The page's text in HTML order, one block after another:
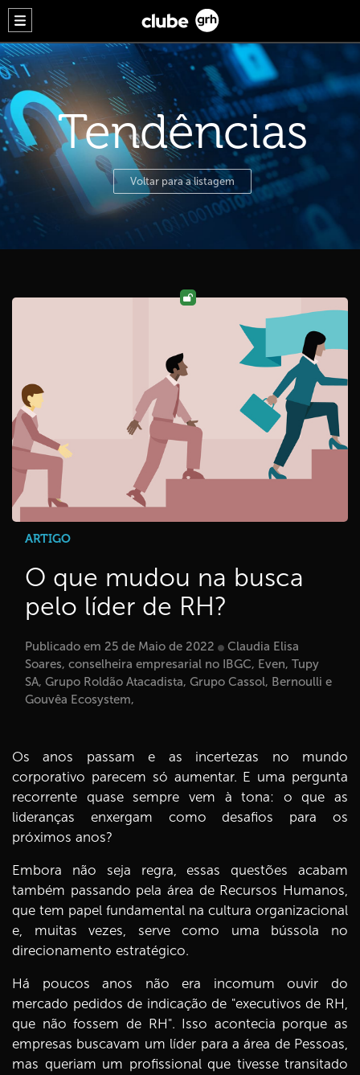
Tendências
Voltar para a listagem
ARTIGO
O que mudou na busca
pelo líder de RH?
Publicado em 25 de Maio de 2022
Claudia Elisa
Soares, conselheira empresarial no IBGC, Even, Tupy
SA, Grupo Roldão Atacadista, Grupo Cassol, Bernoulli e
Gouvêa Ecosystem,
Os anos passam e as incertezas no mundo
corporativo parecem só aumentar. E uma pergunta
recorrente quase sempre vem à tona: o que as
lideranças enxergam como desafios para os
próximos anos?
Embora não seja regra, essas questões acabam
também passando pela área de Recursos Humanos,
que tem papel fundamental na cultura organizacional
e, muitas vezes, serve como uma bússola no
direcionamento estratégico.
Há poucos anos não era incomum ouvir do
mercado pedidos de indicação de "executivos de RH,
que não fossem de RH". Isso acontecia porque as
empresas buscavam um líder para a área de Pessoas,
mas queriam um profissional que tivesse transitado